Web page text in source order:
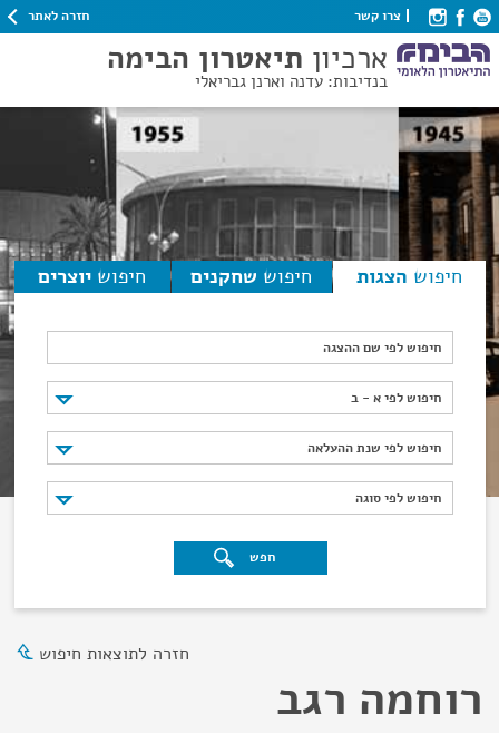
צרו קשר חזרה לאתר
ארכיון תיאטרון הבימה
בנדיבות: עדנה וארנן גבריאלי
חיפוש הצגות חיפוש שחקנים חיפוש יוצרים
חיפוש לפי שם ההצגה
חיפוש לפי א - ב
חיפוש לפי א - ב
חיפוש לפי שנת ההעלאה
חיפוש לפי שנת ההעלאה
חיפוש לפי סוגה
חיפוש לפי סוגה
חפש
חזרה לתוצאות חיפוש
רוחמה רגב